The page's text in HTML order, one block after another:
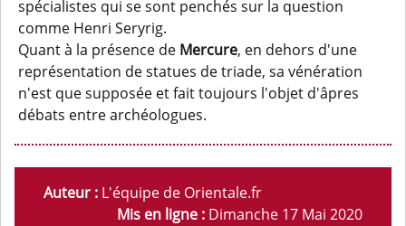
spécialistes qui se sont penchés sur la question
comme Henri Seryrig.
Quant à la présence de Mercure, en dehors d'une
représentation de statues de triade, sa vénération
n'est que supposée et fait toujours l'objet d'âpres
débats entre archéologues.
Auteur : L'équipe de Orientale.fr
Mis en ligne : Dimanche 17 Mai 2020